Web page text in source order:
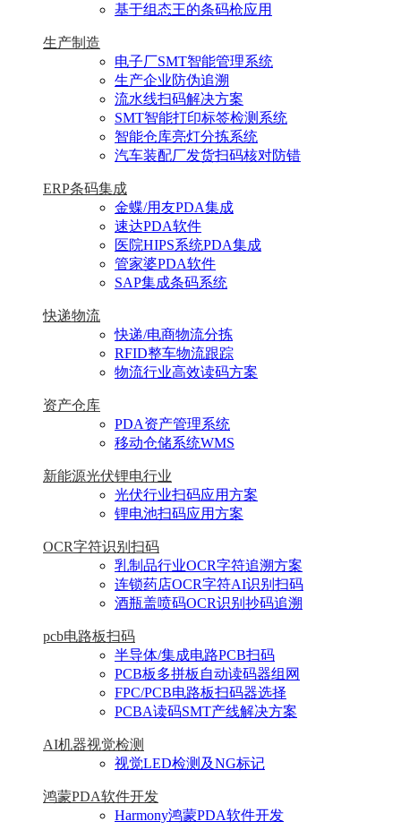
基于组态王的条码枪应用
生产制造
电子厂SMT智能管理系统
生产企业防伪追溯
流水线扫码解决方案
SMT智能打印标签检测系统
智能仓库亮灯分拣系统
汽车装配厂发货扫码核对防错
ERP条码集成
金蝶/用友PDA集成
速达PDA软件
医院HIPS系统PDA集成
管家婆PDA软件
SAP集成条码系统
快递物流
快递/电商物流分拣
RFID整车物流跟踪
物流行业高效读码方案
资产仓库
PDA资产管理系统
移动仓储系统WMS
新能源光伏锂电行业
光伏行业扫码应用方案
锂电池扫码应用方案
OCR字符识别扫码
乳制品行业OCR字符追溯方案
连锁药店OCR字符AI识别扫码
酒瓶盖喷码OCR识别抄码追溯
pcb电路板扫码
半导体/集成电路PCB扫码
PCB板多拼板自动读码器组网
FPC/PCB电路板扫码器选择
PCBA读码SMT产线解决方案
AI机器视觉检测
视觉LED检测及NG标记
鸿蒙PDA软件开发
Harmony鸿蒙PDA软件开发